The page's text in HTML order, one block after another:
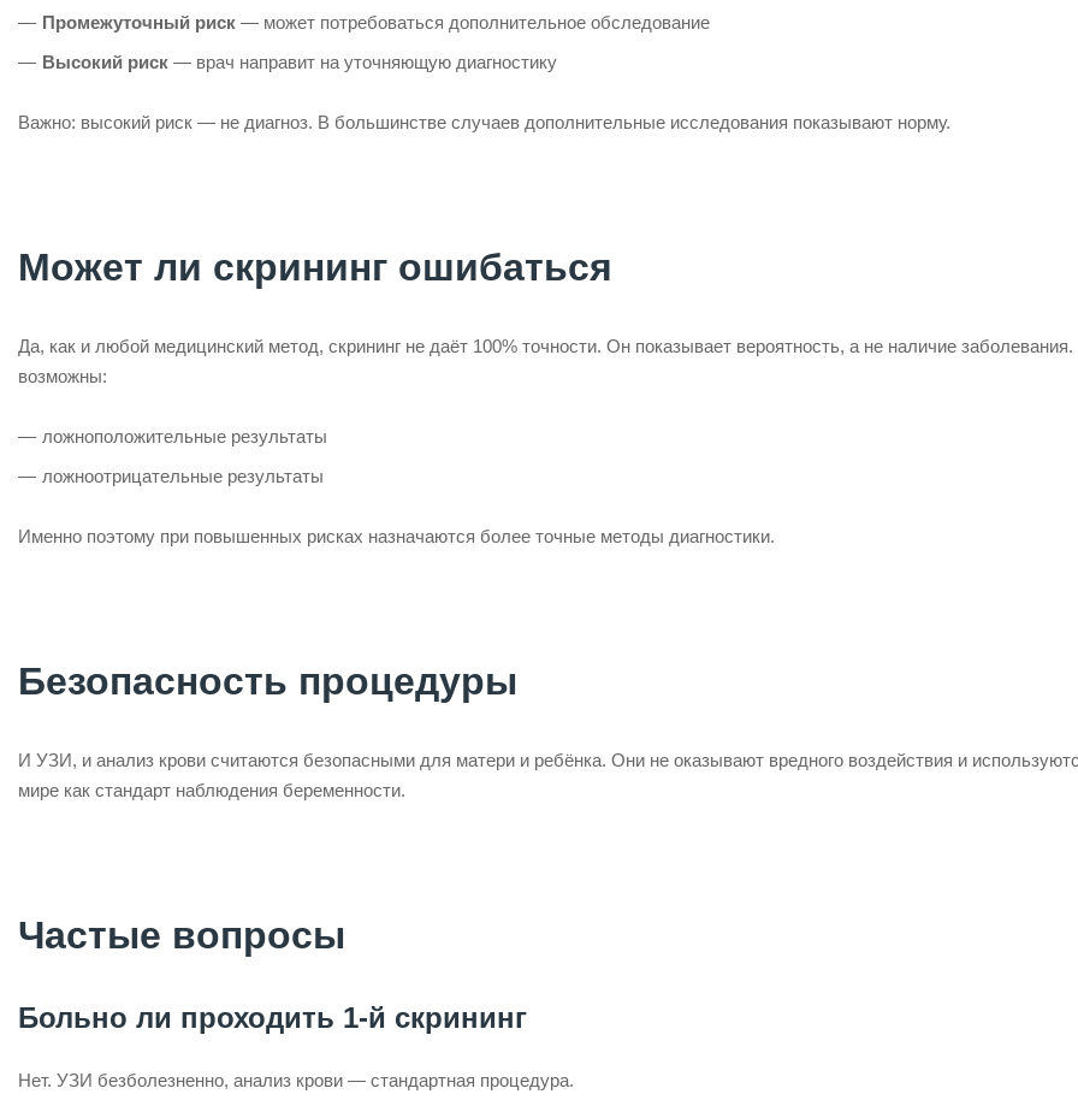
Промежуточный риск— может потребоваться дополнительное обследование
Высокий риск— врач направит на уточняющую диагностику
Важно: высокий риск — не диагноз. В большинстве случаев дополнительные исследования показывают норму.
Может ли скрининг ошибаться
Да, как и любой медицинский метод, скрининг не даёт 100% точности. Он показывает вероятность, а не наличие заболевания.
возможны:
ложноположительные результаты
ложноотрицательные результаты
Именно поэтому при повышенных рисках назначаются более точные методы диагностики.
Безопасность процедуры
И УЗИ, и анализ крови считаются безопасными для матери и ребёнка. Они не оказывают вредного воздействия и
мире как стандарт наблюдения беременности.
Частые вопросы
Больно ли проходить 1-й скрининг
Нет. УЗИ безболезненно, анализ крови — стандартная процедура.